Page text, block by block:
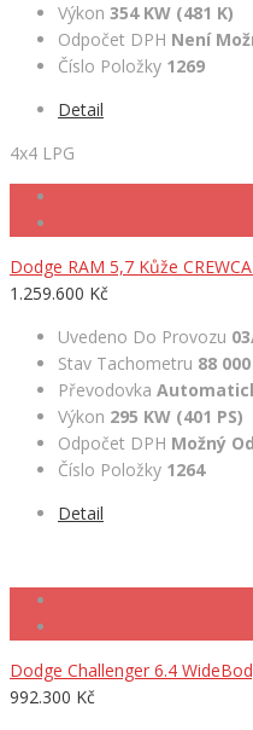
Výkon 354 KW (481 K)
Odpočet DPH Není
Číslo Položky 1269
Detail
4x4 LPG
Dodge RAM 5,7 Kůže
1.259.600 Kč
Uvedeno Do Provozu
Stav Tachometru 88
Převodovka
Výkon 295 KW (401 PS)
Odpočet DPH Možný
Číslo Položky 1264
Detail
Dodge Challenger 6.4
992.300 Kč